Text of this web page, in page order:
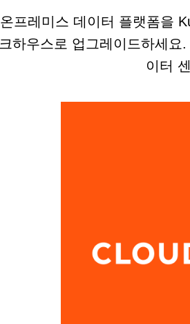
온프레미스 데이터 플랫폼을
크하우스로 업그레이드하세
이터